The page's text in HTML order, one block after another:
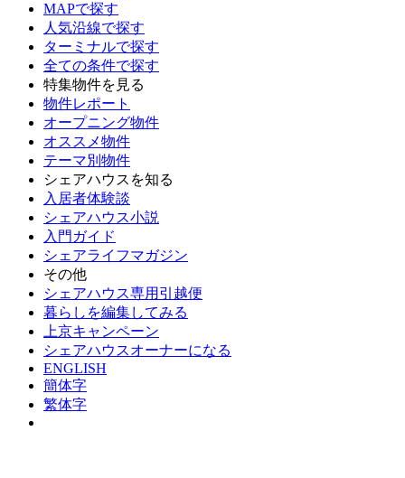
MAPで探す
人気沿線で探す
ターミナルで探す
全ての条件で探す
特集物件を見る
物件レポート
オープニング物件
オススメ物件
テーマ別物件
シェアハウスを知る
入居者体験談
シェアハウス小説
入門ガイド
シェアライフマガジン
その他
シェアハウス専用引越便
暮らしを編集してみる
上京キャンペーン
シェアハウスオーナーになる
ENGLISH
簡体字
繁体字